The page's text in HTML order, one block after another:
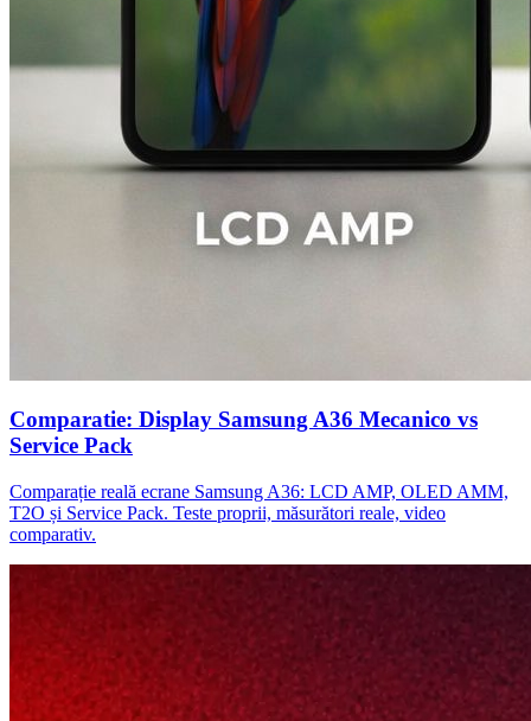
Comparatie: Display Samsung A36 Mecanico vs
Service Pack
Comparație reală ecrane Samsung A36: LCD AMP, OLED AMM,
T2O și Service Pack. Teste proprii, măsurători reale, video
comparativ.